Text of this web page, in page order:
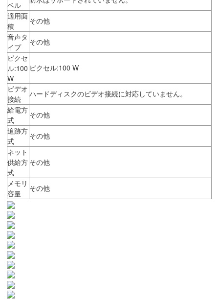
ベル
適用面
積
その他
音声タ
イプ
その他
ピクセ
ル:100
W
ピクセル:100 W
ビデオ
接続
ハードディスクのビデオ接続に対応していません。
給電方
式
その他
追跡方
式
その他
ネット
供給方
式
その他
メモリ
容量
その他